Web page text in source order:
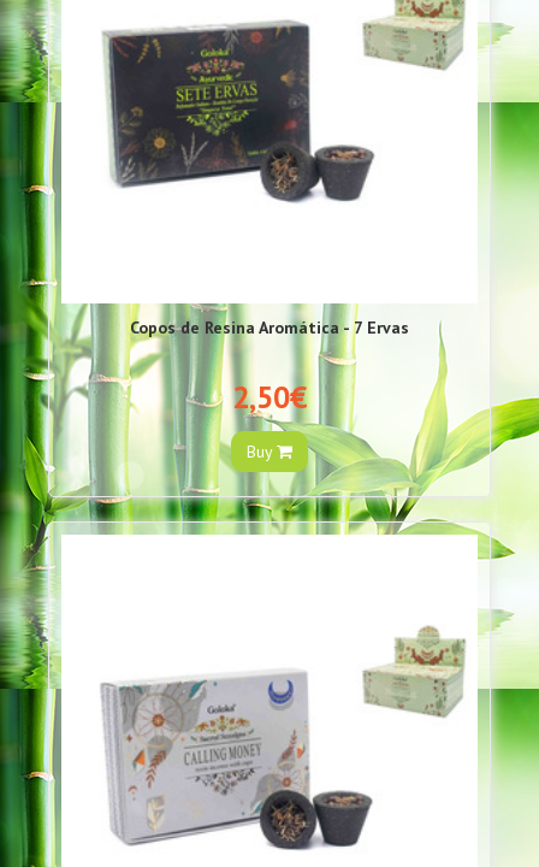
Copos de Resina Aromática - 7 Ervas
2,50€
Buy